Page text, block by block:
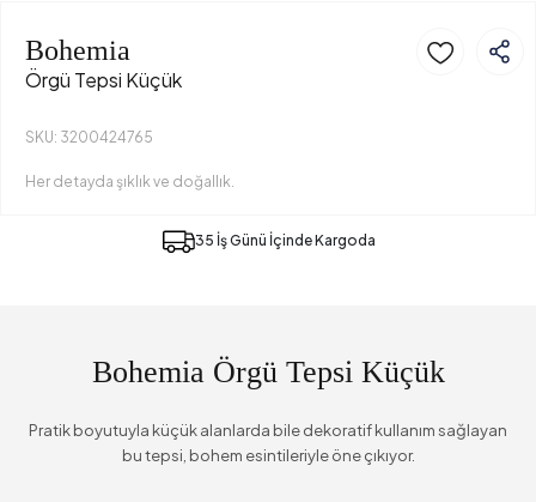
Bohemia
Örgü Tepsi Küçük
SKU: 3200424765
Her detayda şıklık ve doğallık.
35 İş Günü İçinde Kargoda
Bohemia Örgü Tepsi Küçük
Pratik boyutuyla küçük alanlarda bile dekoratif kullanım sağlayan
bu tepsi, bohem esintileriyle öne çıkıyor.